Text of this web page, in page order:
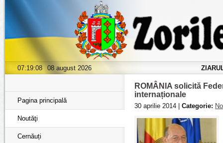
07:19:10 08 august 2026
Pagina principală
Noutăţi
Cernăuți
ROMÂNIA solicită
internaționale
30 aprilie 2014 | Categorie: